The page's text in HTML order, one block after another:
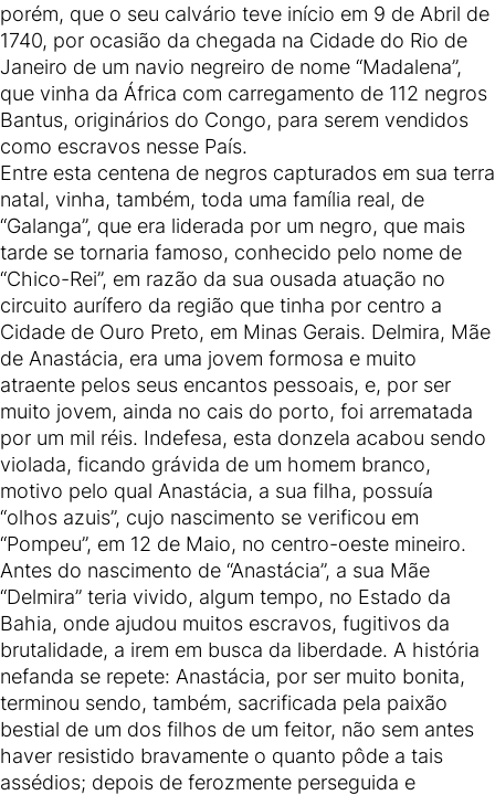
porém, que o seu calvário teve início em 9 de Abril de
1740, por ocasião da chegada na Cidade do Rio de
Janeiro de um navio negreiro de nome “Madalena”,
que vinha da África com carregamento de 112 negros
Bantus, originários do Congo, para serem vendidos
como escravos nesse País.
Entre esta centena de negros capturados em sua terra
natal, vinha, também, toda uma família real, de
“Galanga”, que era liderada por um negro, que mais
tarde se tornaria famoso, conhecido pelo nome de
“Chico-Rei”, em razão da sua ousada atuação no
circuito aurífero da região que tinha por centro a
Cidade de Ouro Preto, em Minas Gerais. Delmira, Mãe
de Anastácia, era uma jovem formosa e muito
atraente pelos seus encantos pessoais, e, por ser
muito jovem, ainda no cais do porto, foi arrematada
por um mil réis. Indefesa, esta donzela acabou sendo
violada, ficando grávida de um homem branco,
motivo pelo qual Anastácia, a sua filha, possuía
“olhos azuis”, cujo nascimento se verificou em
“Pompeu”, em 12 de Maio, no centro-oeste mineiro.
Antes do nascimento de “Anastácia”, a sua Mãe
“Delmira” teria vivido, algum tempo, no Estado da
Bahia, onde ajudou muitos escravos, fugitivos da
brutalidade, a irem em busca da liberdade. A história
nefanda se repete: Anastácia, por ser muito bonita,
terminou sendo, também, sacrificada pela paixão
bestial de um dos filhos de um feitor, não sem antes
haver resistido bravamente o quanto pôde a tais
assédios; depois de ferozmente perseguida e